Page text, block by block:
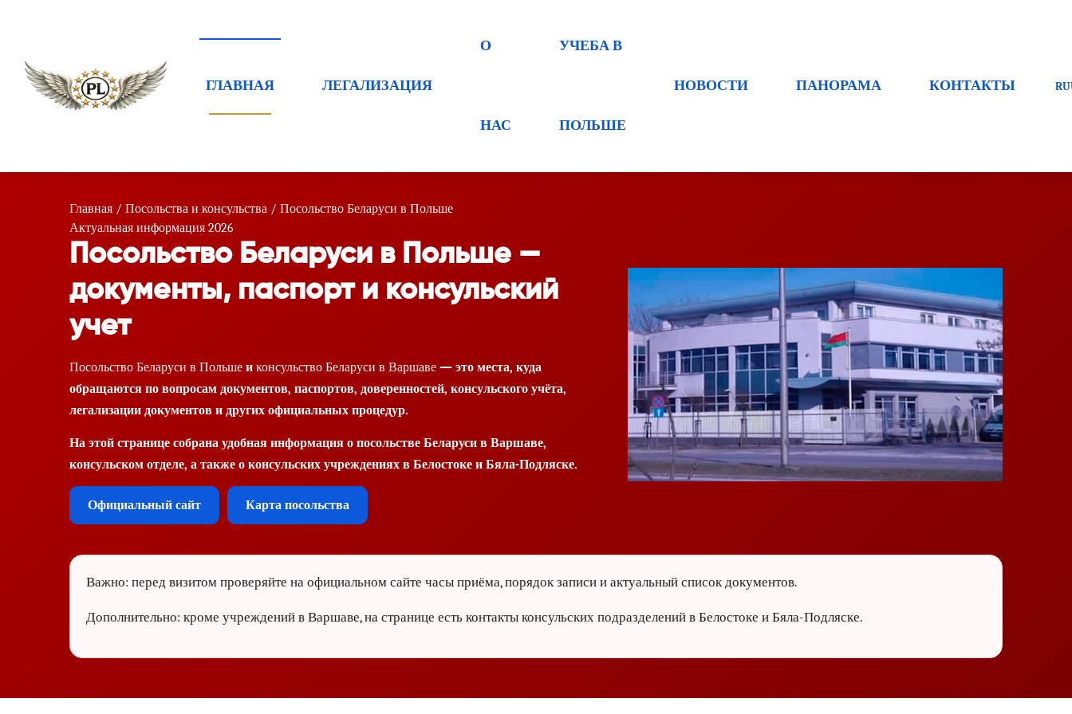
ГЛАВНАЯ ЛЕГАЛИЗАЦИЯ
О
НАС
УЧЕБА В
ПОЛЬШЕ
НОВОСТИ ПАНОРАМА КОНТАКТЫ RU
Главная / Посольства и консульства / Посольство Беларуси в Польше
Актуальная информация 2026
Посольство Беларуси в Польше —
документы, паспорт и консульский
учет
Посольство Беларуси в Польше и консульство Беларуси в Варшаве — это места, куда
обращаются по вопросам документов, паспортов, доверенностей, консульского учёта,
легализации документов и других официальных процедур.
На этой странице собрана удобная информация о посольстве Беларуси в Варшаве,
консульском отделе, а также о консульских учреждениях в Белостоке и Бяла-Подляске.
Официальный сайт Карта посольства
Важно: перед визитом проверяйте на официальном сайте часы приёма, порядок записи и актуальный список документов.
Дополнительно: кроме учреждений в Варшаве, на странице есть контакты консульских подразделений в Белостоке и Бяла-Подляске.